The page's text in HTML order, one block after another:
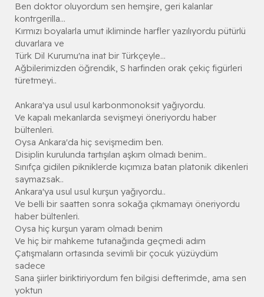
Ben doktor oluyordum sen hemşire, geri kalanlar
kontrgerilla...
Kırmızı boyalarla umut ikliminde harfler yazılıyordu pütürlü
duvarlara ve
Türk Dil Kurumu'na inat bir Türkçeyle...
Ağbilerimizden öğrendik, S harfinden orak çekiç figürleri
türetmeyi..
Ankara'ya usul usul karbonmonoksit yağıyordu.
Ve kapalı mekanlarda sevişmeyi öneriyordu haber
bültenleri.
Oysa Ankara'da hiç sevişmedim ben.
Disiplin kurulunda tartışılan aşkım olmadı benim..
Sınıfça gidilen pikniklerde kıçımıza batan platonik dikenleri
saymazsak..
Ankara'ya usul usul kurşun yağıyordu..
Ve belli bir saatten sonra sokağa çıkmamayı öneriyordu
haber bültenleri.
Oysa hiç kurşun yaram olmadı benim
Ve hiç bir mahkeme tutanağında geçmedi adım
Çatışmaların ortasında sevimli bir çocuk yüzüydüm
sadece
Sana şiirler biriktiriyordum fen bilgisi defterimde, ama sen
yoktun